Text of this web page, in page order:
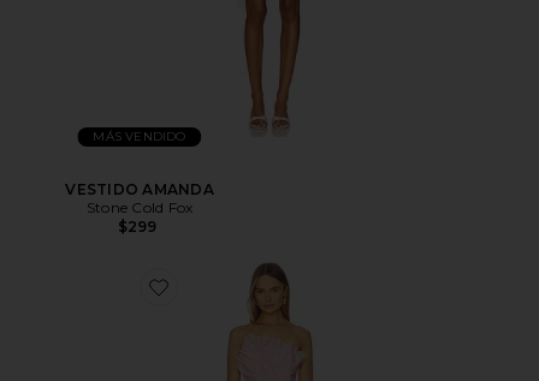
MÁS VENDIDO
VESTIDO AMANDA
Stone Cold Fox
$299